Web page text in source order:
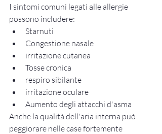
I sintomi comuni legati alle allergie
possono includere:
Starnuti
Congestione nasale
irritazione cutanea
Tosse cronica
respiro sibilante
irritazione oculare
Aumento degli attacchi d'asma
Anche la qualità dell'aria interna può
peggiorare nelle case fortemente